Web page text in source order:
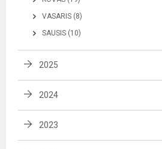
VASARIS (8)
SAUSIS (10)
2025
2024
2023